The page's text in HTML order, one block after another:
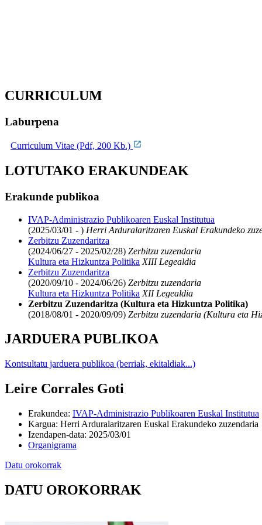
CURRICULUM
Laburpena
Curriculum Vitae (Pdf, 200 Kb.)
LOTUTAKO ERAKUNDEAK
Erakunde publikoa
IVAP-Administrazio Publikoaren Euskal Institutua
(2025/03/01 - ) Herri Arduralaritzaren Euskal Erakundeko
Zerbitzu Zuzendaritza
(2024/06/27 - 2025/02/28) Zerbitzu zuzendaria
Kultura eta Hizkuntza Politika XIII Legealdia
Zerbitzu Zuzendaritza
(2020/09/10 - 2024/06/26) Zerbitzu zuzendaria
Kultura eta Hizkuntza Politika XII Legealdia
Zerbitzu Zuzendaritza (Kultura eta Hizkuntza Politika)
(2018/08/01 - 2020/09/09) Zerbitzu zuzendaria (Kultura eta
JARDUERA PUBLIKOA
Kontsultatu jarduera publikoa (berriak, ekitaldiak...)
Leire Corrales Goti
Erakundea: IVAP-Administrazio Publikoaren Euskal Institutua
Kargua: Herri Arduralaritzaren Euskal Erakundeko zuzendaria
Izendapen-data: 2025/03/01
Organigrama
Datu orokorrak
DATU OROKORRAK